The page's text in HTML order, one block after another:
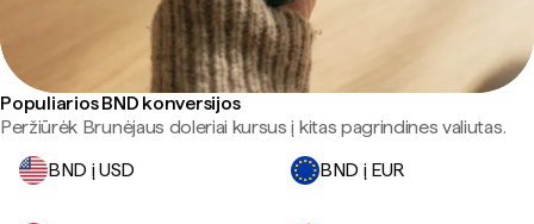
Populiarios BND konversijos
Peržiūrėk Brunėjaus doleriai kursus į kitas pagrindines valiutas.
BND į USD
BND į EUR